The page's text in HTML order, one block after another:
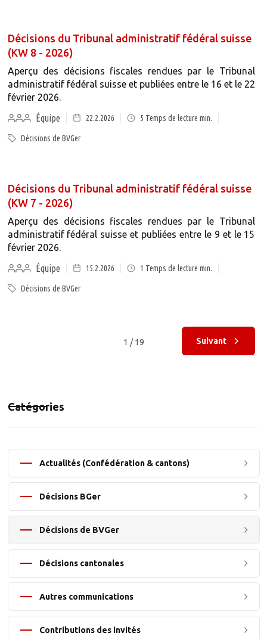
Décisions du Tribunal administratif fédéral suisse
(KW 8 - 2026)
Aperçu des décisions fiscales rendues par le Tribunal
administratif fédéral suisse et publiées entre le 16 et le 22
février 2026.
Équipe
22.2.2026 5 Temps de lecture min.
Décisions de BVGer
Décisions du Tribunal administratif fédéral suisse
(KW 7 - 2026)
Aperçu des décisions fiscales rendues par le Tribunal
administratif fédéral suisse et publiées entre le 9 et le 15
février 2026.
Équipe
15.2.2026 1 Temps de lecture min.
Décisions de BVGer
1 / 19 Suivant
Catégories
Actualités (Confédération & cantons)
Décisions BGer
Décisions de BVGer
Décisions cantonales
Autres communications
Contributions des invités